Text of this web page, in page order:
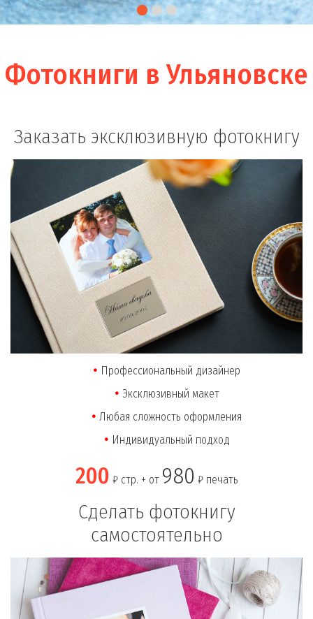
Фотокниги в Ульяновске
Заказать эксклюзивную фотокнигу
Профессиональный дизайнер
Эксклюзивный макет
Любая сложность оформления
Индивидуальный подход
200 ₽ стр. + от 980 ₽ печать
Сделать фотокнигу
самостоятельно